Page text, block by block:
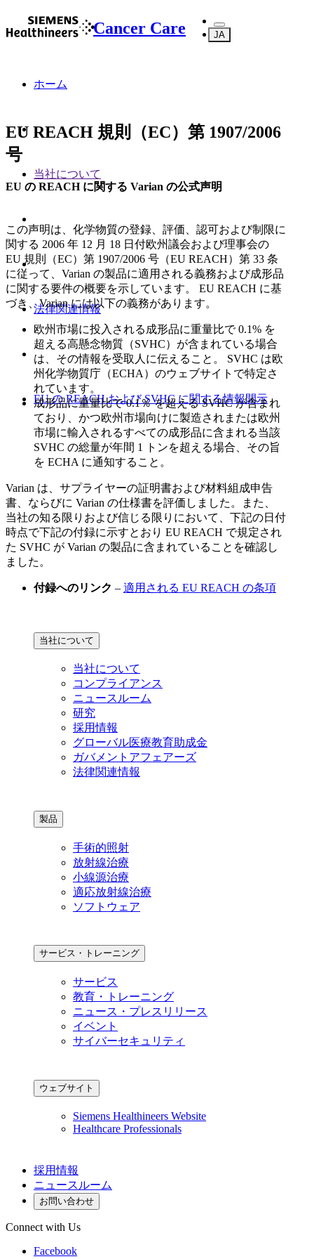
Cancer Care JA
ホーム
当社について
法律関連情報
EU の REACH および SVHC に関する情報開示
EU REACH 規則（EC）第 1907/2006
号
EU の REACH に関する Varian の公式声明
この声明は、化学物質の登録、評価、認可および制限に
関する 2006 年 12 月 18 日付欧州議会および理事会の
EU 規則（EC）第 1907/2006 号（EU REACH）第 33 条
に従って、Varian の製品に適用される義務および成形品
に関する要件の概要を示しています。 EU REACH に基
づき、Varian には以下の義務があります。
欧州市場に投入される成形品に重量比で 0.1% を
超える高懸念物質（SVHC）が含まれている場合
は、その情報を受取人に伝えること。 SVHC は欧
州化学物質庁（ECHA）のウェブサイトで特定さ
れています。
成形品に重量比で 0.1％ を超える SVHC が含まれ
ており、かつ欧州市場向けに製造されまたは欧州
市場に輸入されるすべての成形品に含まれる当該
SVHC の総量が年間 1 トンを超える場合、その旨
を ECHA に通知すること。
Varian は、サプライヤーの証明書および材料組成申告
書、ならびに Varian の仕様書を評価しました。また、
当社の知る限りおよび信じる限りにおいて、下記の日付
時点で下記の付録に示すとおり EU REACH で規定され
た SVHC が Varian の製品に含まれていることを確認し
ました。
付録へのリンク – 適用される EU REACH の条項
当社について
当社について
コンプライアンス
ニュースルーム
研究
採用情報
グローバル医療教育助成金
ガバメントアフェアーズ
法律関連情報
製品
手術的照射
放射線治療
小線源治療
適応放射線治療
ソフトウェア
サービス・トレーニング
サービス
教育・トレーニング
ニュース・プレスリリース
イベント
サイバーセキュリティ
ウェブサイト
Siemens Healthineers Website
Healthcare Professionals
採用情報
ニュースルーム
お問い合わせ
Connect with Us
Facebook